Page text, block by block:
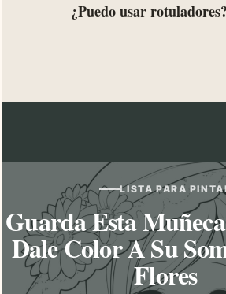
¿Puedo usar rotuladores?
LISTA PARA
Guarda Esta
Dale Color A Su
Flores